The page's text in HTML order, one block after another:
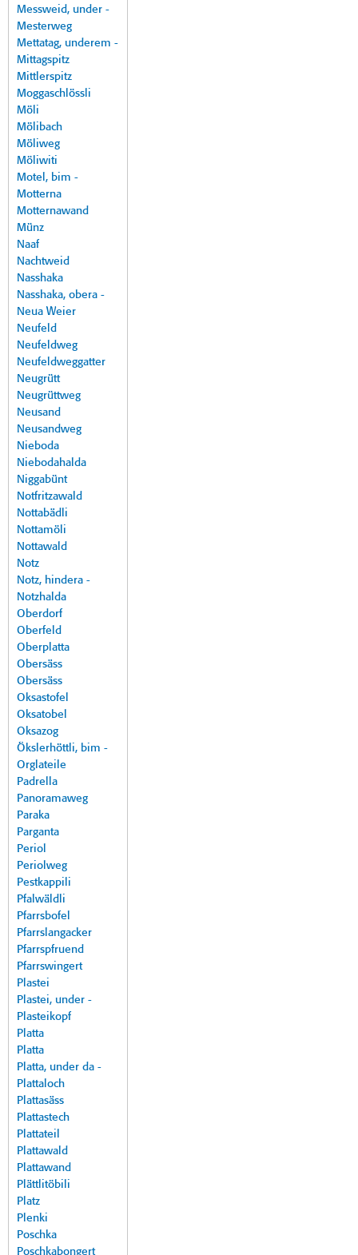
Messweid, under -
Mesterweg
Mettatag, underem -
Mittagspitz
Mittlerspitz
Moggaschlössli
Möli
Mölibach
Möliweg
Möliwiti
Motel, bim -
Motterna
Motternawand
Münz
Naaf
Nachtweid
Nasshaka
Nasshaka, obera -
Neua Weier
Neufeld
Neufeldweg
Neufeldweggatter
Neugrütt
Neugrüttweg
Neusand
Neusandweg
Nieboda
Niebodahalda
Niggabünt
Notfritzawald
Nottabädli
Nottamöli
Nottawald
Notz
Notz, hindera -
Notzhalda
Oberdorf
Oberfeld
Oberplatta
Obersäss
Obersäss
Oksastofel
Oksatobel
Oksazog
Ökslerhöttli, bim -
Orglateile
Padrella
Panoramaweg
Paraka
Parganta
Periol
Periolweg
Pestkappili
Pfalwäldli
Pfarrsbofel
Pfarrslangacker
Pfarrspfruend
Pfarrswingert
Plastei
Plastei, under -
Plasteikopf
Platta
Platta
Platta, under da -
Plattaloch
Plattasäss
Plattastech
Plattateil
Plattawald
Plattawand
Plättlitöbili
Platz
Plenki
Poschka
Poschkabongert